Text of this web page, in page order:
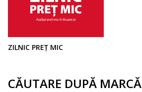
ZILNIC PREȚ MIC
CĂUTARE DUPĂ MARCĂ